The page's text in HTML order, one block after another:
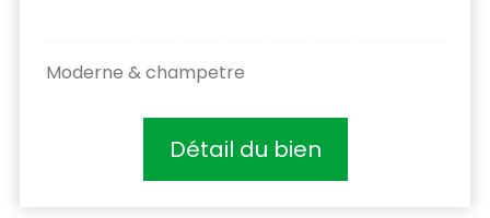
Moderne & champetre
Détail du bien